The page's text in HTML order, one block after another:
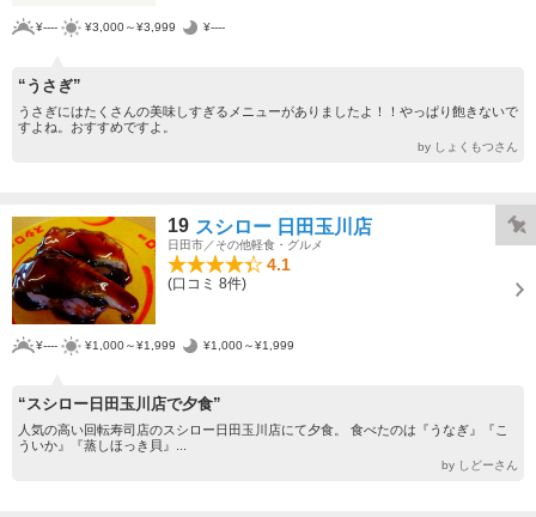
¥---- ¥3,000～¥3,999 ¥----
“うさぎ”
うさぎにはたくさんの美味しすぎるメニューがありましたよ！！やっぱり飽きないで
すよね。おすすめですよ。
by しょくもつさん
19 スシロー 日田玉川店
日田市／その他軽食・グルメ
4.1
(口コミ 8件)
¥---- ¥1,000～¥1,999 ¥1,000～¥1,999
“スシロー日田玉川店で夕食”
人気の高い回転寿司店のスシロー日田玉川店にて夕食。 食べたのは『うなぎ』『こ
ういか』『蒸しほっき貝』...
by しどーさん